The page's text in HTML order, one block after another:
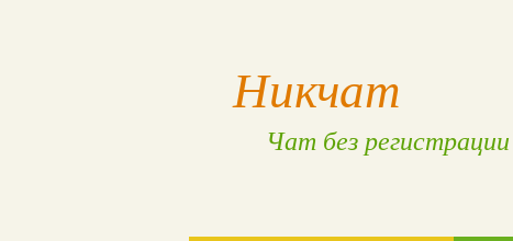
Никчат
Чат без регистрации